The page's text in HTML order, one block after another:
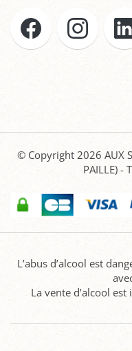
© Copyright 2026 AUX
PAILLE) -
L’abus d’alcool est
La vente d’alcool